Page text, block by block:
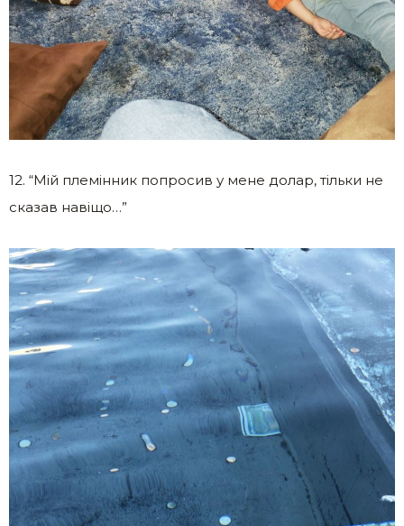
12. “Мій племінник попросив у мене долар, тільки не
сказав навіщо…”